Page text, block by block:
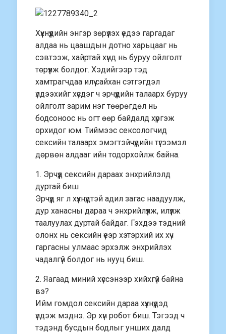
Хүүхнүүдийн энгэр зөрүүлэх үедээ гаргадаг
алдаа нь цаашдын дотно харьцааг нь
сэвтээж, хайртай хүнд нь буруу ойлголт
төрүүлж болдог. Хэдийгээр тэд
хамтрагчдаа илүү сайхан сэтгэгдэл
үлдээхийг хүсдэг ч эрчүүдийн талаарх буруу
ойлголт зарим нэг төөрөгдөл нь
бодсоноос нь огт өөр байдалд хүргэж
орхидог юм. Тиймээс сексологчид
сексийн талаарх эмэгтэйчүүдийн түгээмэл
дөрвөн алдааг ийн тодорхойлж байна.
1. Эрчүүд сексийн дараах энхрийлэлд
дуртай биш
Эрчүүд яг л хүүхнүүдтэй адил загас наадуулж,
дур ханасны дараа ч энхрийлүүлж, илүүлж
таалуулах дуртай байдаг. Гэхдээ тэдний
олонх нь сексийн үеэр хэтэрхий их хүч
гаргасны улмаас эрхэлж энхрийлэх
чадалгүй болдог нь нууц биш.
2. Яагаад миний хүссэнээр хийхгүй байна
вэ?
Ийм гомдол сексийн дараа хүүхнүүдэд
үлдэж мэднэ. Эр хүн робот биш. Тэгээд ч
тэдэнд бусдын бодлыг унших далд